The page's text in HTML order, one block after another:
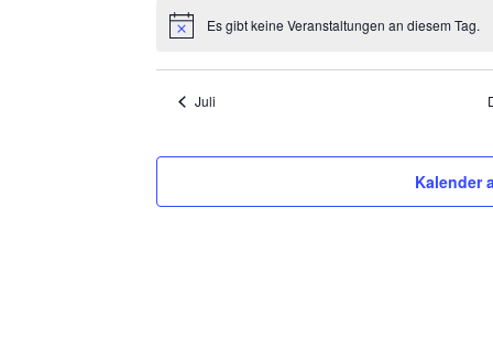
HinweisEs gibt keine Veranstaltungen an diesem Tag.
Juli
Kalender